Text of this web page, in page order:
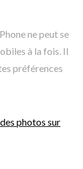
ne peut se
à la fois. Il
préférences
photos sur